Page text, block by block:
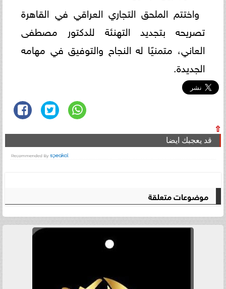
واختتم الملحق التجاري العراقي في القاهرة
تصريحه بتجديد التهنئة للدكتور مصطفى
العاني، متمنيًا له النجاح والتوفيق في مهامه
الجديدة.
⇧
قد يعجبك ايضا
موضوعات متعلقة